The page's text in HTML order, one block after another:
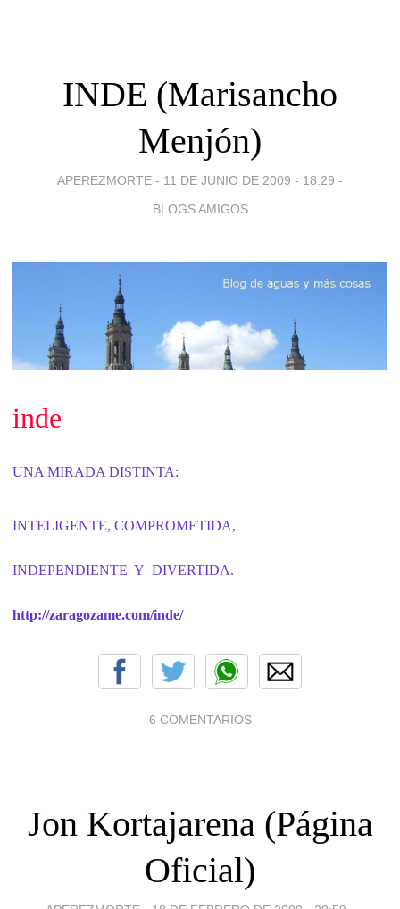
INDE (Marisancho
Menjón)
APEREZMORTE - 11 DE JUNIO DE 2009 - 18:29 -
BLOGS AMIGOS
inde
UNA MIRADA DISTINTA:
INTELIGENTE, COMPROMETIDA,
INDEPENDIENTE Y DIVERTIDA.
http://zaragozame.com/inde/
6 COMENTARIOS
Jon Kortajarena (Página
Oficial)